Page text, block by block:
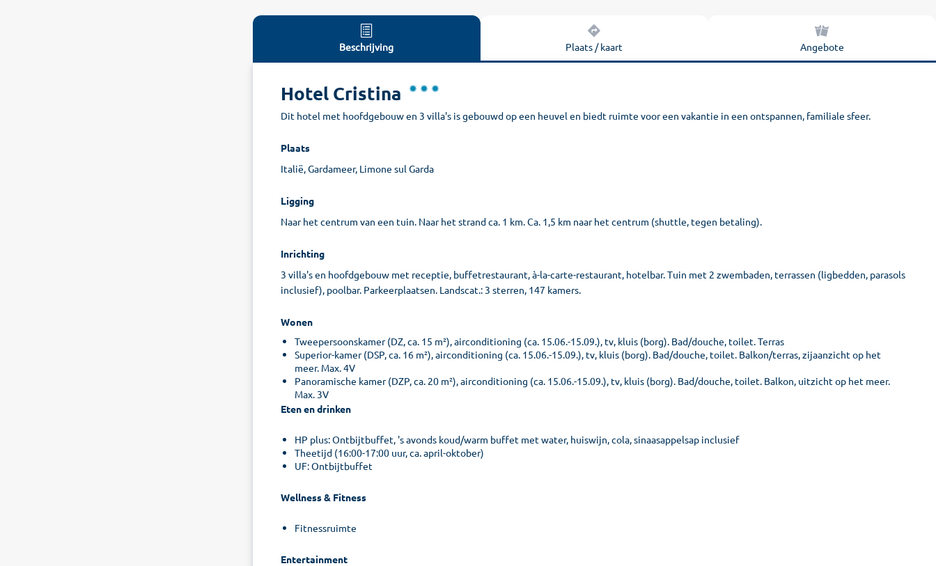
Beschrijving Plaats / kaart Angebote
Hotel Cristina
Dit hotel met hoofdgebouw en 3 villa's is gebouwd op een heuvel en biedt ruimte voor een vakantie in een ontspannen, familiale sfeer.
Plaats
Italië, Gardameer, Limone sul Garda
Ligging
Naar het centrum van een tuin. Naar het strand ca. 1 km. Ca. 1,5 km naar het centrum (shuttle, tegen betaling).
Inrichting
3 villa's en hoofdgebouw met receptie, buffetrestaurant, à-la-carte-restaurant, hotelbar. Tuin met 2 zwembaden, terrassen (ligbedden, parasols
inclusief), poolbar. Parkeerplaatsen. Landscat.: 3 sterren, 147 kamers.
Wonen
Tweepersoonskamer (DZ, ca. 15 m²), airconditioning (ca. 15.06.-15.09.), tv, kluis (borg). Bad/douche, toilet. Terras
Superior-kamer (DSP, ca. 16 m²), airconditioning (ca. 15.06.-15.09.), tv, kluis (borg). Bad/douche, toilet. Balkon/terras, zijaanzicht op het
meer. Max. 4V
Panoramische kamer (DZP, ca. 20 m²), airconditioning (ca. 15.06.-15.09.), tv, kluis (borg). Bad/douche, toilet. Balkon, uitzicht op het meer.
Max. 3V
Eten en drinken
HP plus: Ontbijtbuffet, 's avonds koud/warm buffet met water, huiswijn, cola, sinaasappelsap inclusief
Theetijd (16:00-17:00 uur, ca. april-oktober)
UF: Ontbijtbuffet
Wellness & Fitness
Fitnessruimte
Entertainment